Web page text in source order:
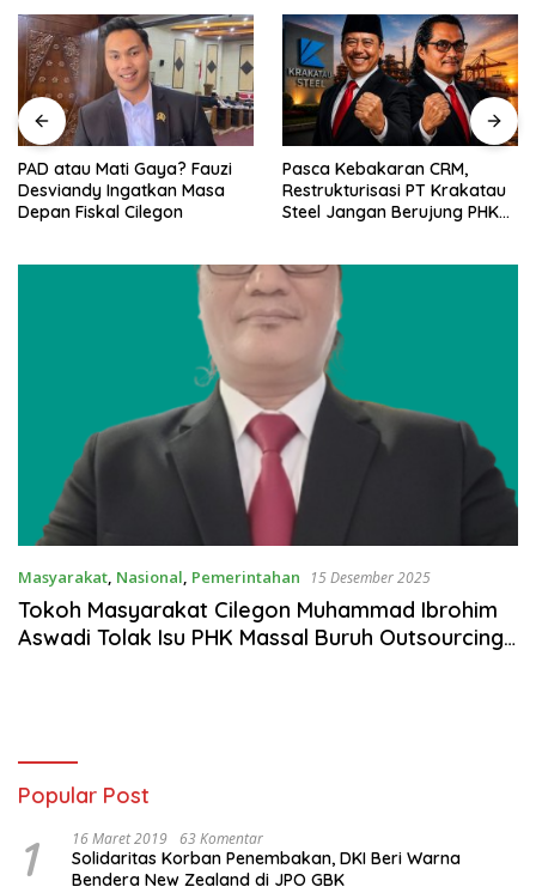
PAD atau Mati Gaya? Fauzi
Desviandy Ingatkan Masa
Depan Fiskal Cilegon
Pasca Kebakaran CRM,
Restrukturisasi PT Krakatau
Steel Jangan Berujung PHK
Masyarakat, Nasional, Pemerintahan 15 Desember 2025
Tokoh Masyarakat Cilegon Muhammad Ibrohim
Aswadi Tolak Isu PHK Massal Buruh Outsourcing
Popular Post
1 16 Maret 2019 63 Komentar
Solidaritas Korban Penembakan, DKI Beri Warna
Bendera New Zealand di JPO GBK